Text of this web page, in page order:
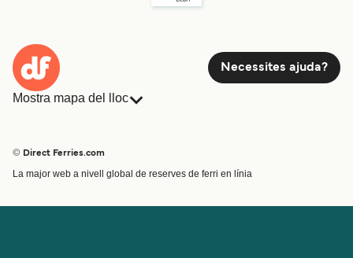
Necessites ajuda?
Mostra mapa del lloc
© Direct Ferries.com
La major web a nivell global de reserves de ferri en línia